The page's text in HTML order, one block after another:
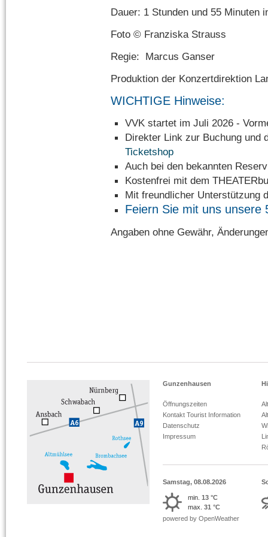
Dauer: 1 Stunden und 55 Minuten
Foto © Franziska Strauss
Regie: Marcus Ganser
Produktion der Konzertdirektion
WICHTIGE Hinweise:
VVK startet im Juli 2026 -
Direkter Link zur Buchung
Ticketshop
Auch bei den bekannten
Kostenfrei mit dem
Mit freundlicher Unterstützung
Feiern Sie mit uns unsere
Angaben ohne Gewähr,
Gunzenhausen
Öffnungszeiten
Kontakt Tourist Information
Datenschutz
Impressum
Samstag, 08.08.2026
min. 13 °C
max. 31 °C
powered by OpenWeather